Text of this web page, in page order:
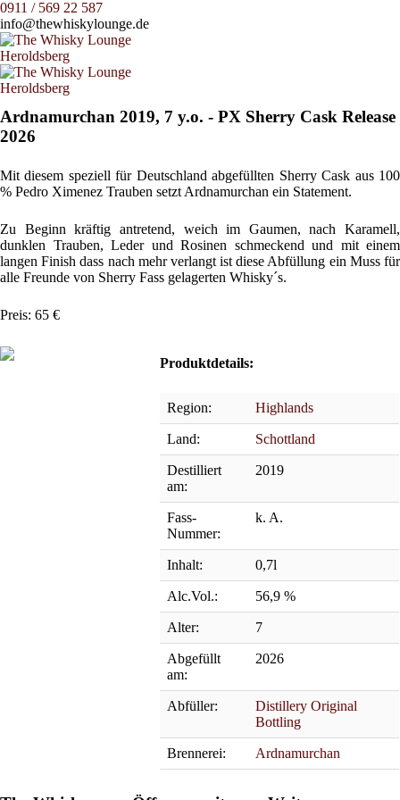
0911 / 569 22 587
info@thewhiskylounge.de
Ardnamurchan 2019, 7 y.o. - PX Sherry Cask Release
2026
Mit diesem speziell für Deutschland abgefüllten Sherry Cask aus 100
% Pedro Ximenez Trauben setzt Ardnamurchan ein Statement.
Zu Beginn kräftig antretend, weich im Gaumen, nach Karamell,
dunklen Trauben, Leder und Rosinen schmeckend und mit einem
langen Finish dass nach mehr verlangt ist diese Abfüllung ein Muss für
alle Freunde von Sherry Fass gelagerten Whisky´s.
Preis: 65 €
Produktdetails:
Region: Highlands
Land: Schottland
Destilliert
am:
2019
Fass-
Nummer:
k. A.
Inhalt: 0,7l
Alc.Vol.: 56,9 %
Alter: 7
Abgefüllt
am:
2026
Abfüller:
Distillery Original
Bottling
Brennerei: Ardnamurchan